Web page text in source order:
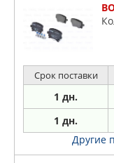
Срок поставки
1 дн.
1 дн.
Другие